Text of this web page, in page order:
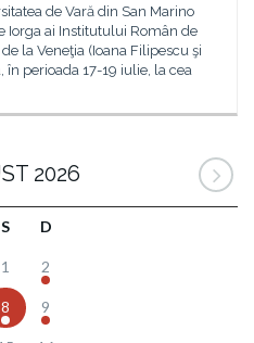
de Vară din San Marino
Iorga ai Institutului Român de
la Veneţia (Ioana Filipescu şi
în perioada 17-19 iulie, la cea
2026
S D
1 2
8 9